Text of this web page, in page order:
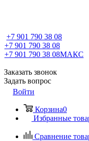
+7 901 790 38 08
+7 901 790 38 08
+7 901 790 38 08МАКС
Заказать звонок
Задать вопрос
Войти
Корзина0
Избранные
Сравнение